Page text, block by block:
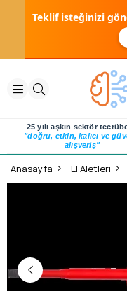
Teklif isteğinizi
25 yılı aşkın sektör
"doğru, etkin, kalıcı ve
alışveriş"
Anasayfa El Aletleri